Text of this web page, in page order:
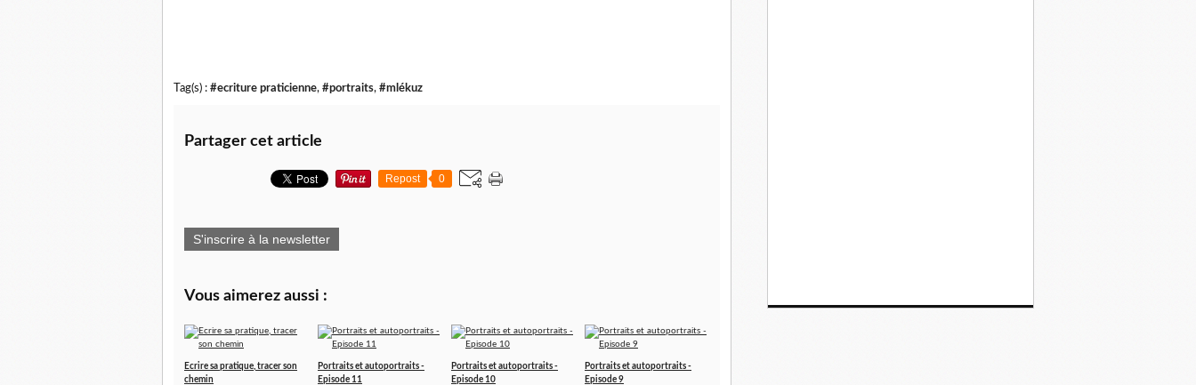
Tag(s) : #ecriture praticienne, #portraits, #mlékuz
Partager cet article
Repost 0
S'inscrire à la newsletter
Vous aimerez aussi :
Ecrire sa pratique, tracer son
chemin
Portraits et autoportraits -
Episode 11
Portraits et autoportraits -
Episode 10
Portraits et autoportraits -
Episode 9